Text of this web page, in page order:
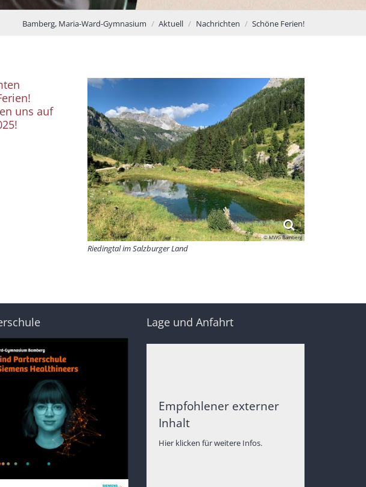
Bamberg, Maria-Ward-Gymnasium Aktuell Nachrichten Schöne Ferien!
© MWG Bamberg
Riedingtal im Salzburger Land
uns auf
Lage und Anfahrt
Empfohlener externer
Inhalt
Hier klicken für weitere Infos.